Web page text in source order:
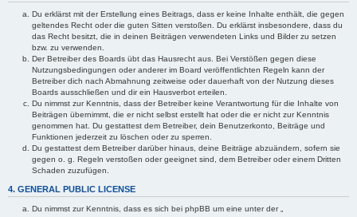
Du erklärst mit der Erstellung eines Beitrags, dass er keine Inhalte enthält, die gegen
geltendes Recht oder die guten Sitten verstoßen. Du erklärst insbesondere, dass du
das Recht besitzt, die in deinen Beiträgen verwendeten Links und Bilder zu setzen
bzw. zu verwenden.
Der Betreiber des Boards übt das Hausrecht aus. Bei Verstößen gegen diese
Nutzungsbedingungen oder anderer im Board veröffentlichten Regeln kann der
Betreiber dich nach Abmahnung zeitweise oder dauerhaft von der Nutzung dieses
Boards ausschließen und dir ein Hausverbot erteilen.
Du nimmst zur Kenntnis, dass der Betreiber keine Verantwortung für die Inhalte von
Beiträgen übernimmt, die er nicht selbst erstellt hat oder die er nicht zur Kenntnis
genommen hat. Du gestattest dem Betreiber, dein Benutzerkonto, Beiträge und
Funktionen jederzeit zu löschen oder zu sperren.
Du gestattest dem Betreiber darüber hinaus, deine Beiträge abzuändern, sofern sie
gegen o. g. Regeln verstoßen oder geeignet sind, dem Betreiber oder einem Dritten
Schaden zuzufügen.
4. GENERAL PUBLIC LICENSE
Du nimmst zur Kenntnis, dass es sich bei phpBB um eine unter der „